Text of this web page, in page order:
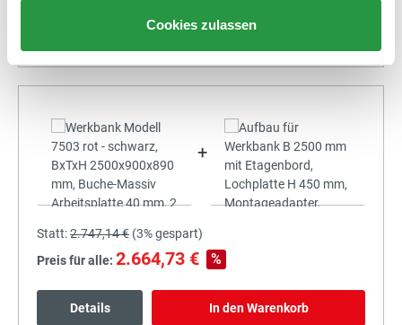
Cookies zulassenIn den Warenkorb
+
Statt:2.747,14 € (3%gespart)
Preis für alle: 2.664,73 € %
Details In den Warenkorb